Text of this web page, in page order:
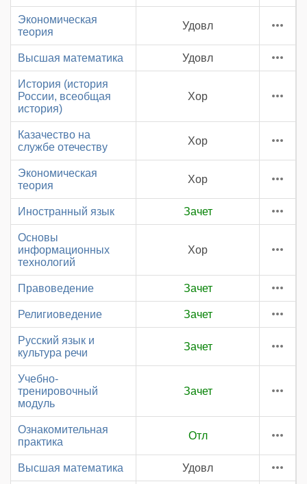
Экономическая
теория
Удовл
Высшая математика Удовл
История (история
России, всеобщая
история)
Хор
Казачество на
службе отечеству
Хор
Экономическая
теория
Хор
Иностранный язык Зачет
Основы
информационных
технологий
Хор
Правоведение Зачет
Религиоведение Зачет
Русский язык и
культура речи
Зачет
Учебно-
тренировочный
модуль
Зачет
Ознакомительная
практика
Отл
Высшая математика Удовл